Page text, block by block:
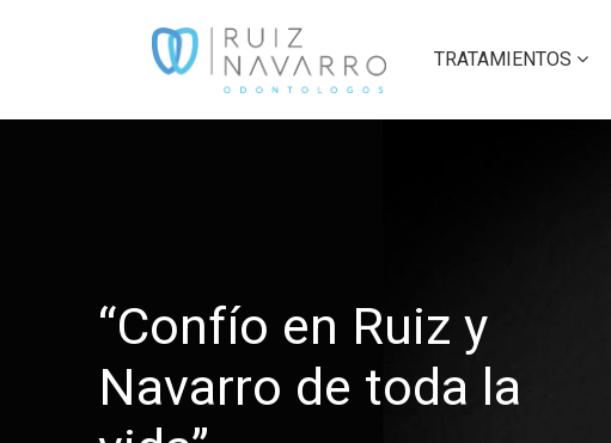
TRATAMIENTOS
“Confío en Ruiz y
Navarro de toda la